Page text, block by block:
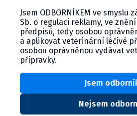
CANIQUANTEL PLUS XL,
Detail
Jsem ODBORNÍKEM ve smyslu
Sb. o regulaci reklamy, ve
předpisů, tedy osobou
a aplikovat veterinární léčivé
osobou oprávněnou vydávat
přípravky.
Nejsem
Jsem